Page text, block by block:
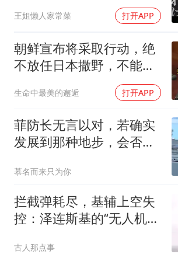
王姐懒人家常菜 打开APP
朝鲜宣布将采取行动，绝
不放任日本撒野，不能让
生命中最美的邂逅 打开APP
菲防长无言以对，若确实
发展到那种地步，会否上
慕名而来只为你
拦截弹耗尽，基辅上空失
控：泽连斯基的“无人机神
古人那点事